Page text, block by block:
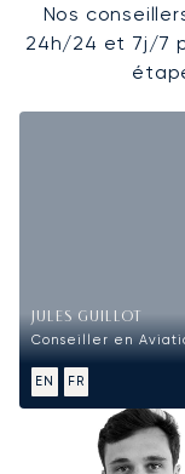
Nos
24h/24 et 7j/7
JULES GUILLOT
Conseiller en
EN FR